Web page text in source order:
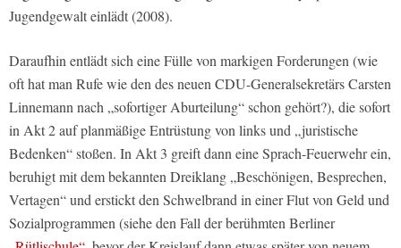
Jugendgewalt einlädt (2008).
Daraufhin entlädt sich eine Fülle von markigen Forderungen (wie
oft hat man Rufe wie den des neuen CDU-Generalsekretärs Carsten
Linnemann nach „sofortiger Aburteilung“ schon gehört?), die sofort
in Akt 2 auf planmäßige Entrüstung von links und „juristische
Bedenken“ stoßen. In Akt 3 greift dann eine Sprach-Feuerwehr ein,
beruhigt mit dem bekannten Dreiklang „Beschönigen, Besprechen,
Vertagen“ und erstickt den Schwelbrand in einer Flut von Geld und
Sozialprogrammen (siehe den Fall der berühmten Berliner